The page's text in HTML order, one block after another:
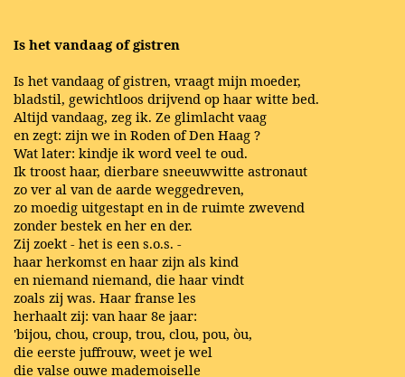
Is het vandaag of gistren
Is het vandaag of gistren, vraagt mijn moeder,
bladstil, gewichtloos drijvend op haar witte bed.
Altijd vandaag, zeg ik. Ze glimlacht vaag
en zegt: zijn we in Roden of Den Haag ?
Wat later: kindje ik word veel te oud.
Ik troost haar, dierbare sneeuwwitte astronaut
zo ver al van de aarde weggedreven,
zo moedig uitgestapt en in de ruimte zwevend
zonder bestek en her en der.
Zij zoekt - het is een s.o.s. -
haar herkomst en haar zijn als kind
en niemand niemand, die haar vindt
zoals zij was. Haar franse les
herhaalt zij: van haar 8e jaar:
'bijou, chou, croup, trou, clou, pou, òu,
die eerste juffrouw, weet je wel
die valse ouwe mademoiselle